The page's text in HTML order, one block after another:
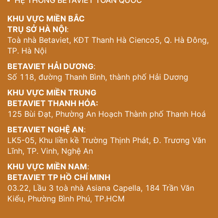
KHU VỰC MIỀN BẮC
TRỤ SỞ HÀ NỘI:
Toà nhà Betaviet, KĐT Thanh Hà Cienco5, Q. Hà Đông,
TP. Hà Nội
BETAVIET HẢI DƯƠNG:
Số 118, đường Thanh Bình, thành phố Hải Dương
KHU VỰC MIỀN TRUNG
BETAVIET THANH HÓA:
125 Bùi Đạt, Phường An Hoạch Thành phố Thanh Hoá
BETAVIET NGHỆ AN:
LK5-05, Khu liền kề Trường Thịnh Phát, Đ. Trương Văn
Lĩnh, TP. Vinh, Nghệ An
KHU VỰC MIỀN NAM:
BETAVIET TP HỒ CHÍ MINH
03.22, Lầu 3 toà nhà Asiana Capella, 184 Trần Văn
Kiểu, Phường Bình Phú, TP.HCM